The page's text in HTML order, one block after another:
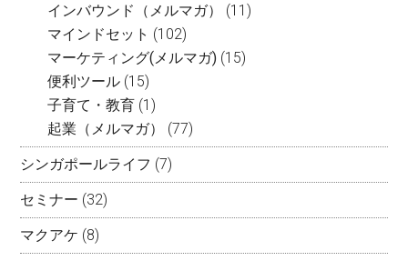
インバウンド（メルマガ）
(11)
マインドセット (102)
マーケティング(メルマガ) (15)
便利ツール (15)
子育て・教育 (1)
起業（メルマガ）
(77)
シンガポールライフ (7)
セミナー (32)
マクアケ (8)